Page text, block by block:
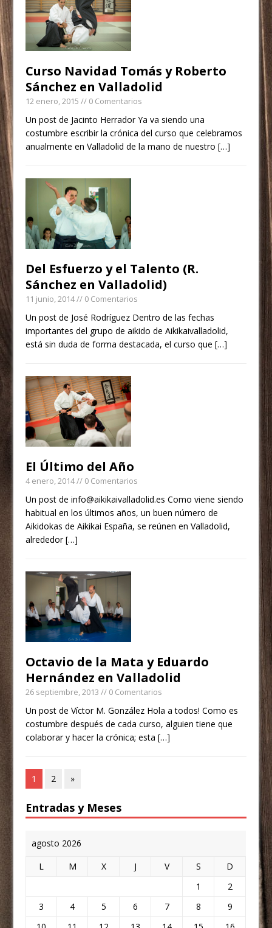
Curso Navidad Tomás y Roberto
Sánchez en Valladolid
12 enero, 2015 // 0 Comentarios
Un post de Jacinto Herrador Ya va siendo una
costumbre escribir la crónica del curso que celebramos
anualmente en Valladolid de la mano de nuestro[…]
Del Esfuerzo y el Talento (R.
Sánchez en Valladolid)
11 junio, 2014// 0 Comentarios
Un post de José Rodríguez Dentro de las fechas
importantes del grupo de aikido de Aikikaivalladolid,
está sin duda de forma destacada, el curso que[…]
El Último del Año
4 enero, 2014// 0 Comentarios
Un post de info@aikikaivalladolid.es Como viene siendo
habitual en los últimos años, un buen número de
Aikidokas de Aikikai España, se reúnen en Valladolid,
alrededor[…]
Octavio de la Mata y Eduardo
Hernández en Valladolid
26 septiembre, 2013 // 0 Comentarios
Un post de Víctor M. González Hola a todos! Como es
costumbre después de cada curso, alguien tiene que
colaborar y hacer la crónica; esta[…]
1 2 »
Entradas y Meses
agosto 2026
L
M X J V S
D
1
2
3
4 5 6 7 8
9